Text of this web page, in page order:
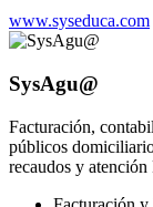
www.syseduca.com
SysAgu@
Facturación,
públicos
recaudos y atención